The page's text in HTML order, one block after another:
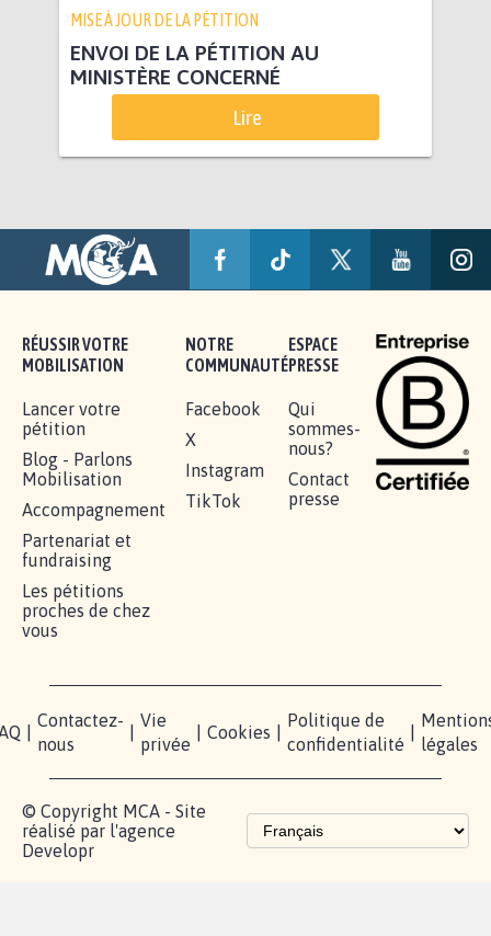
MISE À JOUR DE LA PÉTITION
ENVOI DE LA PÉTITION AU
MINISTÈRE CONCERNÉ
Lire
RÉUSSIR VOTRE
MOBILISATION
Lancer votre
pétition
Blog - Parlons
Mobilisation
Accompagnement
Partenariat et
fundraising
Les pétitions
proches de chez
vous
NOTRE
COMMUNAUTÉ
Facebook
X
Instagram
TikTok
ESPACE
PRESSE
Qui
sommes-
nous?
Contact
presse
Contactez-
nous
Vie
privée
Cookies
Politique de
confidentialité
légales
© Copyright MCA - Site
réalisé par l'agence
Developr